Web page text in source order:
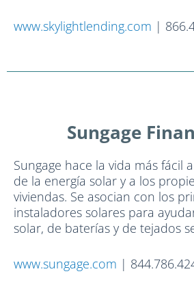
www.skylightlending.com |
Sungage
Sungage hace la vida más fácil
de la energía solar y a los
viviendas. Se asocian con los
instaladores solares para
solar, de baterías y de tejados
www.sungage.com |